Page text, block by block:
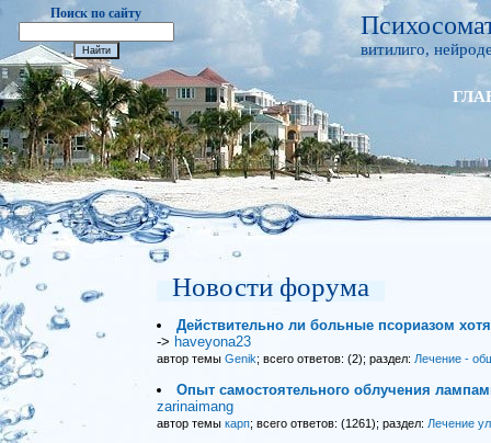
Поиск по сайту
витилиго,
Новости форума
Действительно ли больные псориазом
-> haveyona23
автор темы Genik; всего ответов: (2); раздел: Лечение -
Опыт самостоятельного облучения
zarinaimang
автор темы карп; всего ответов: (1261); раздел: Лечение